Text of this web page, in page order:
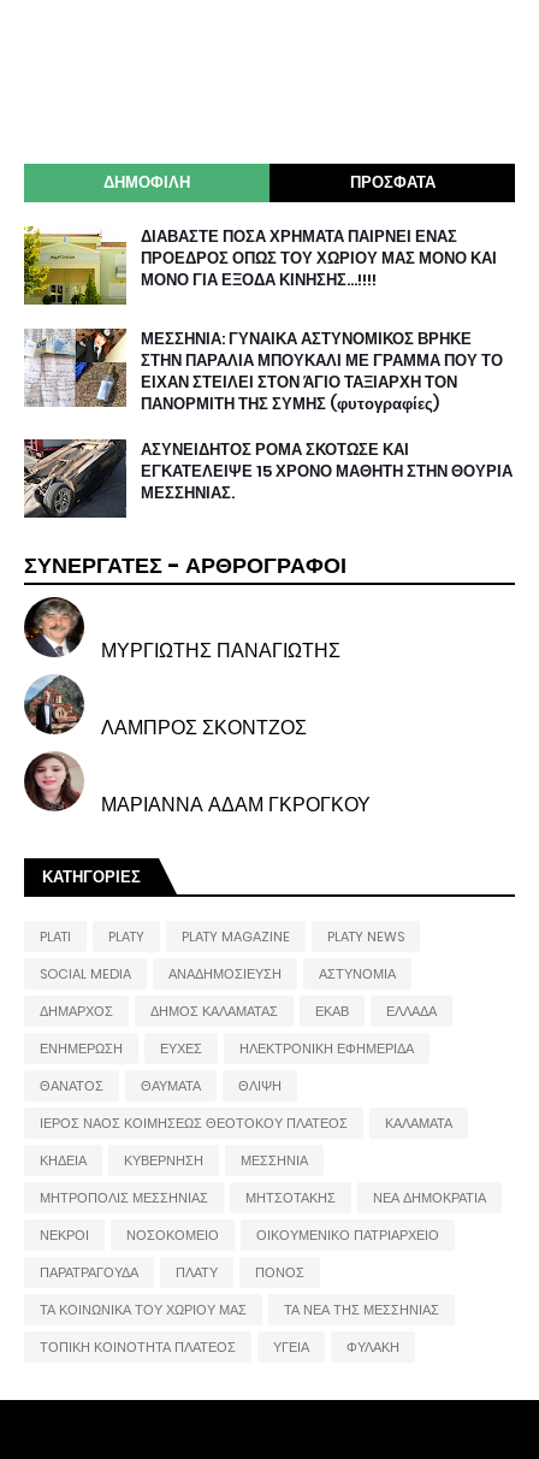
ΔΗΜΟΦΙΛΗ ΠΡΟΣΦΑΤΑ
ΔΙΑΒΑΣΤΕ ΠΟΣΑ ΧΡΗΜΑΤΑ ΠΑΙΡΝΕΙ ΕΝΑΣ
ΠΡΟΕΔΡΟΣ ΟΠΩΣ ΤΟΥ ΧΩΡΙΟΥ ΜΑΣ ΜΟΝΟ ΚΑΙ
ΜΟΝΟ ΓΙΑ ΕΞΟΔΑ ΚΙΝΗΣΗΣ…!!!!
ΜΕΣΣΗΝΙΑ: ΓΥΝΑΙΚΑ ΑΣΤΥΝΟΜΙΚΟΣ ΒΡΗΚΕ
ΣΤΗΝ ΠΑΡΑΛΙΑ ΜΠΟΥΚΑΛΙ ΜΕ ΓΡΑΜΜΑ ΠΟΥ ΤΟ
ΕΙΧΑΝ ΣΤΕΙΛΕΙ ΣΤΟΝ ΆΓΙΟ ΤΑΞΙΑΡΧΗ ΤΟΝ
ΠΑΝΟΡΜΙΤΗ ΤΗΣ ΣΥΜΗΣ (φυτογραφίες)
ΑΣΥΝΕΙΔΗΤΟΣ ΡΟΜΑ ΣΚΟΤΩΣΕ ΚΑΙ
ΕΓΚΑΤΕΛΕΙΨΕ 15 ΧΡΟΝΟ ΜΑΘΗΤΗ ΣΤΗΝ ΘΟΥΡΙΑ
ΜΕΣΣΗΝΙΑΣ.
ΣΥΝΕΡΓΑΤΕΣ - ΑΡΘΡΟΓΡΑΦΟΙ
ΜΥΡΓΙΩΤΗΣ ΠΑΝΑΓΙΩΤΗΣ
ΛΑΜΠΡΟΣ ΣΚΟΝΤΖΟΣ
ΜΑΡΙΑΝΝΑ ΑΔΑΜ ΓΚΡΟΓΚΟΥ
ΚΑΤΗΓΟΡΙΕΣ
PLATI PLATY PLATY MAGAZINE
PLATY NEWS
SOCIAL MEDIA
ΑΝΑΔΗΜΟΣΙΕΥΣΗ
ΑΣΤΥΝΟΜΙΑ
ΔΗΜΑΡΧΟΣ
ΔΗΜΟΣ ΚΑΛΑΜΑΤΑΣ ΕΚΑΒ
ΕΛΛΑΔΑ
ΕΝΗΜΕΡΩΣΗ
ΕΥΧΕΣ
ΗΛΕΚΤΡΟΝΙΚΗ ΕΦΗΜΕΡΙΔΑ
ΘΑΝΑΤΟΣ
ΘΑΥΜΑΤΑ
ΘΛΙΨΗ
ΙΕΡΟΣ ΝΑΟΣ ΚΟΙΜΗΣΕΩΣ ΘΕΟΤΟΚΟΥ ΠΛΑΤΕΟΣ
ΚΑΛΑΜΑΤΑ
ΚΗΔΕΙΑ
ΚΥΒΕΡΝΗΣΗ
ΜΕΣΣΗΝΙΑ
ΜΗΤΡΟΠΟΛΙΣ ΜΕΣΣΗΝΙΑΣ
ΜΗΤΣΟΤΑΚΗΣ
ΝΕΑ ΔΗΜΟΚΡΑΤΙΑ
ΝΕΚΡΟΙ
ΝΟΣΟΚΟΜΕΙΟ
ΟΙΚΟΥΜΕΝΙΚΟ ΠΑΤΡΙΑΡΧΕΙΟ
ΠΑΡΑΤΡΑΓΟΥΔΑ
ΠΛΑΤΥ
ΠΟΝΟΣ
ΤΑ ΚΟΙΝΩΝΙΚΑ ΤΟΥ ΧΩΡΙΟΥ ΜΑΣ
ΤΑ ΝΕΑ ΤΗΣ ΜΕΣΣΗΝΙΑΣ
ΤΟΠΙΚΗ ΚΟΙΝΟΤΗΤΑ ΠΛΑΤΕΟΣ
ΥΓΕΙΑ ΦΥΛΑΚΗ